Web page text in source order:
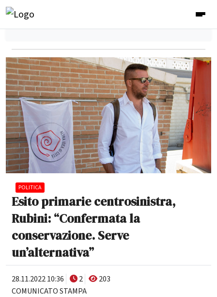
POLITICA
Esito primarie centrosinistra,
Rubini: “Confermata la
conservazione. Serve
un’alternativa”
28.11.2022 10:36 2
203
COMUNICATO STAMPA